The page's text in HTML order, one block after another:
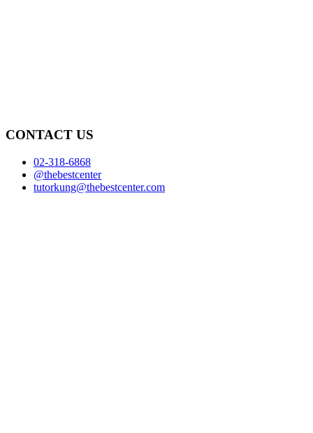
CONTACT US
02-318-6868
@thebestcenter
tutorkung@thebestcenter.com